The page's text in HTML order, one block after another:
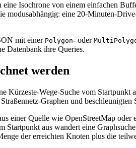
Isochrone von einem einfachen
modusabhängig: eine 20-Minuten-
mit einer Polygon- oder
Datenbank ihre Queries.
werden
Kürzeste-Wege-Suche vom
Graphen und beschleunigten
einer Quelle wie OpenStreetMap oder
Startpunkt aus wandert eine
der erreichten Knoten plus die